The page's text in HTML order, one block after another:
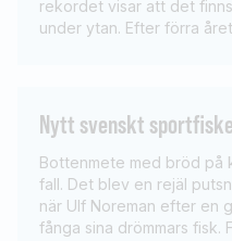
rekordet visar att det
under ytan. Efter förra
både […]
Nytt svenskt
Bottenmete med bröd på
fall. Det blev en rejäl
när Ulf Noreman efter en
fånga sina drömmars fisk.